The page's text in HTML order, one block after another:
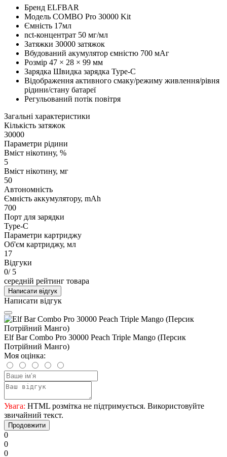
Бренд ELFBAR
Модель COMBO Pro 30000 Kit
Ємність 17мл
nct-концентрат 50 мг/мл
Затяжки 30000 затяжок
Вбудований акумулятор ємністю 700 мАг
Розмір 47 × 28 × 99 мм
Зарядка Швидка зарядка Type-C
Відображення активного смаку/режиму живлення/рівня
рідини/стану батареї
Регульований потік повітря
Загальні характеристики
Кількість затяжок
30000
Параметри рідини
Вміст нікотину, %
5
Вміст нікотину, мг
50
Автономність
Ємність аккумулятору, mAh
700
Порт для зарядки
Type-C
Параметри картриджу
Об'єм картриджу, мл
17
Відгуки
0/ 5
середній рейтинг товара
Написати відгук
Написати відгук
Elf Bar Combo Pro 30000 Peach Triple Mango (Персик
Потрійний Манго)
Моя оцінка:
Увага: HTML розмітка не підтримується. Використовуйте
звичайний текст.
Продовжити
0
0
0